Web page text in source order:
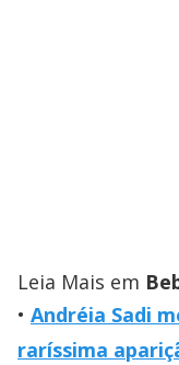
Leia Mais em
Andréia Sadi
raríssima